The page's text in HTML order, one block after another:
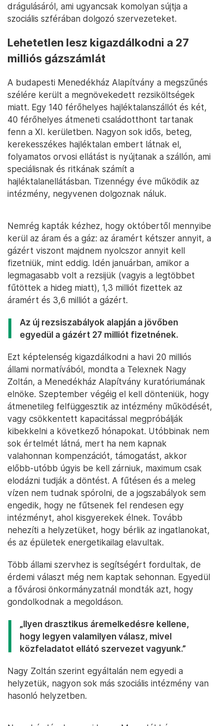
drágulásáról, ami ugyancsak komolyan sújtja a
szociális szférában dolgozó szervezeteket.
Lehetetlen lesz kigazdálkodni a 27
milliós gázszámlát
A budapesti Menedékház Alapítvány a megszűnés
szélére került a megnövekedett rezsiköltségek
miatt. Egy 140 férőhelyes hajléktalanszállót és két,
40 férőhelyes átmeneti családotthont tartanak
fenn a XI. kerületben. Nagyon sok idős, beteg,
kerekesszékes hajléktalan embert látnak el,
folyamatos orvosi ellátást is nyújtanak a szállón, ami
speciálisnak és ritkának számít a
hajléktalanellátásban. Tizennégy éve működik az
intézmény, negyvenen dolgoznak náluk.
Nemrég kapták kézhez, hogy októbertől mennyibe
kerül az áram és a gáz: az áramért kétszer annyit, a
gázért viszont majdnem nyolcszor annyit kell
fizetniük, mint eddig. Idén januárban, amikor a
legmagasabb volt a rezsijük (vagyis a legtöbbet
fűtöttek a hideg miatt), 1,3 milliót fizettek az
áramért és 3,6 milliót a gázért.
Az új rezsiszabályok alapján a jövőben
egyedül a gázért 27 milliót fizetnének.
Ezt képtelenség kigazdálkodni a havi 20 milliós
állami normatívából, mondta a Telexnek Nagy
Zoltán, a Menedékház Alapítvány kuratóriumának
elnöke. Szeptember végéig el kell dönteniük, hogy
átmenetileg felfüggesztik az intézmény működését,
vagy csökkentett kapacitással megpróbálják
kibekkelni a következő hónapokat. Utóbbinak nem
sok értelmét látná, mert ha nem kapnak
valahonnan kompenzációt, támogatást, akkor
előbb-utóbb úgyis be kell zárniuk, maximum csak
elodázni tudják a döntést. A fűtésen és a meleg
vízen nem tudnak spórolni, de a jogszabályok sem
engedik, hogy ne fűtsenek fel rendesen egy
intézményt, ahol kisgyerekek élnek. Tovább
nehezíti a helyzetüket, hogy bérlik az ingatlanokat,
és az épületek energetikailag elavultak.
Több állami szervhez is segítségért fordultak, de
érdemi választ még nem kaptak sehonnan. Egyedül
a fővárosi önkormányzatnál mondták azt, hogy
gondolkodnak a megoldáson.
„Ilyen drasztikus áremelkedésre kellene,
hogy legyen valamilyen válasz, mivel
közfeladatot ellátó szervezet vagyunk.”
Nagy Zoltán szerint egyáltalán nem egyedi a
helyzetük, nagyon sok más szociális intézmény van
hasonló helyzetben.